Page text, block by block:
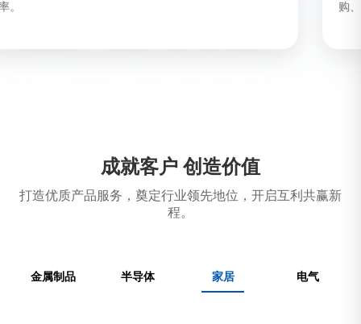
成就客户 创造价值
打造优质产品服务，奠定行业领先地位，开启互利共赢新
程。
金属制品 半导体 家居 电气